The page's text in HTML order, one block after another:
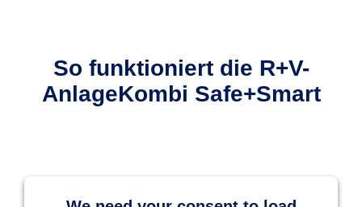
So funktioniert die R+V-
AnlageKombi Safe+Smart